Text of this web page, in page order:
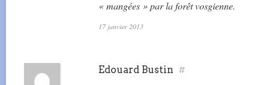
« mangées » par la forêt vosgienne.
17 janvier 2013
Edouard Bustin #